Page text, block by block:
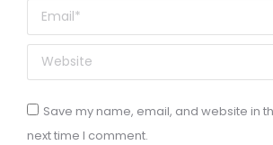
Email *
Website
Save my name, email, and website in
next time I comment.